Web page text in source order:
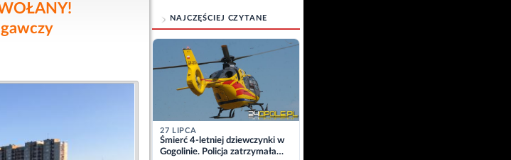
NAJCZĘŚCIEJ CZYTANE
27 LIPCA
Śmierć 4-letniej dziewczynki w
Gogolinie. Policja zatrzymała